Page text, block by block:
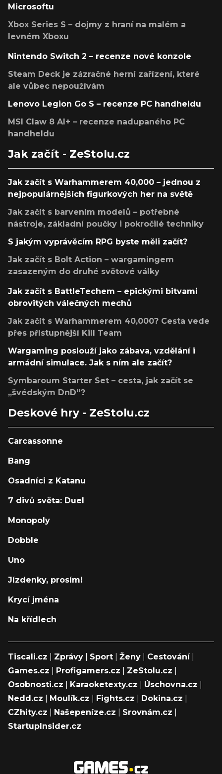
Microsoftu
Xbox Series S – dojmy z hraní na malém a
levném Xboxu
Nintendo Switch 2 – recenze nové konzole
Steam Deck je zázračné herní zařízení, které
ale vůbec nepoužívám
Lenovo Legion Go S – recenze PC handheldu
MSI Claw 8 AI+ – recenze nadupaného PC
handheldu
Jak začít - ZeStolu.cz
Jak začít s Warhammerem 40,000 – jednou z
nejpopulárnějších figurkových her na světě
Jak začít s barvením modelů – potřebné
nástroje, základní poučky i pokročilé techniky
S jakým vyprávěcím RPG byste měli začít?
Jak začít s Bolt Action – wargamingem
zasazeným do druhé světové války
Jak začít s BattleTechem – epickými bitvami
obrovitých válečných mechů
Jak začít s Warhammerem 40,000? Cesta vede
přes přístupnější Kill Team
Wargaming poslouží jako zábava, vzdělání i
armádní simulace. Jak s ním ale začít?
Symbaroum Starter Set – cesta, jak začít se
„švédským DnD“?
Deskové hry - ZeStolu.cz
Carcassonne
Bang
Osadníci z Katanu
7 divů světa: Duel
Monopoly
Dobble
Uno
Jízdenky, prosím!
Krycí jména
Na křídlech
Tiscali.cz Zprávy Sport Ženy Cestování|
Games.cz
Profigamers.cz ZeStolu.cz
Osobnosti.cz
Karaoketexty.cz Úschovna.cz
Nedd.cz
Moulík.cz Fights.cz Dokina.cz
CZhity.cz
Našepeníze.cz Srovnám.cz
StartupInsider.cz